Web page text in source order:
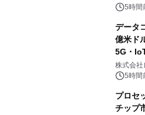
5時間
データ
億米ド
5G・
株式会社
5時間
プロセ
チップ